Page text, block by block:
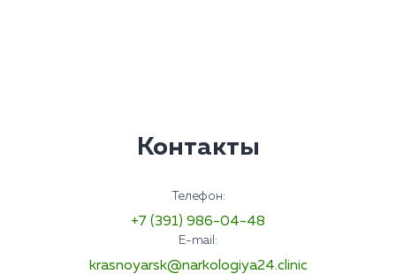
Контакты
Телефон:
+7 (391) 986-04-48
E-mail:
krasnoyarsk@narkologiya24.clinic